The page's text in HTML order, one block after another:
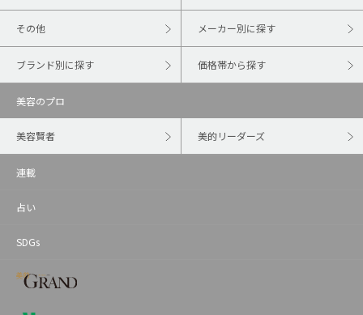
その他 メーカー別に探す
ブランド別に探す 価格帯から探す
美容のプロ
美容賢者 美的リーダーズ
連載
占い
SDGs